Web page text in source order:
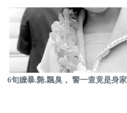
6旬嬤暴.斃.飄臭， 警一查竟是身